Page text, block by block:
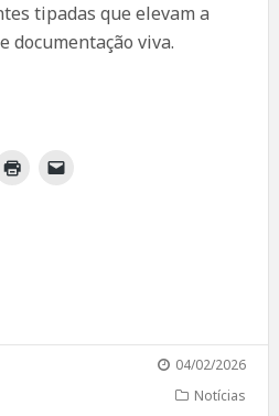
tipadas que elevam a
documentação viva.
04/02/2026
Notícias